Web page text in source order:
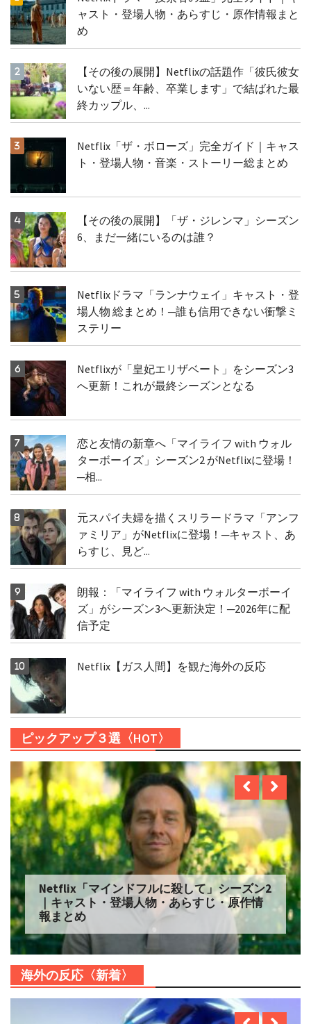
ャスト・登場人物・あらすじ・原作情報まと
め
【その後の展開】Netflixの話題作「彼氏彼女
いない歴＝年齢、卒業します」で結ばれた最
終カップル、...
Netflix「ザ・ボローズ」完全ガイド｜キャス
ト・登場人物・音楽・ストーリー総まとめ
【その後の展開】「ザ・ジレンマ」シーズン
6、まだ一緒にいるのは誰？
Netflixドラマ「ランナウェイ」キャスト・登
場人物 総まとめ！─誰も信用できない衝撃ミ
ステリー
Netflixが「皇妃エリザベート」をシーズン3
へ更新！これが最終シーズンとなる
恋と友情の新章へ「マイライフ with ウォル
ターボーイズ」シーズン2 がNetflixに登場！
─相...
元スパイ夫婦を描くスリラードラマ「アンフ
ァミリア」がNetflixに登場！─キャスト、あ
らすじ、見ど...
朗報：「マイライフ with ウォルターボーイ
ズ」がシーズン3へ更新決定！─2026年に配
信予定
Netflix【ガス人間】を観た海外の反応
ピックアップ３選〈HOT〉
Netflix「マインドフルに殺して」シーズン2
｜キャスト・登場人物・あらすじ・原作情
報まとめ
海外の反応〈新着〉